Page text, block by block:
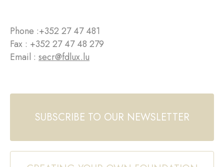
Phone :+352 27 47 481
Fax : +352 27 47 48 279
Email : secr@fdlux.lu
SUBSCRIBE TO OUR NEWSLETTER